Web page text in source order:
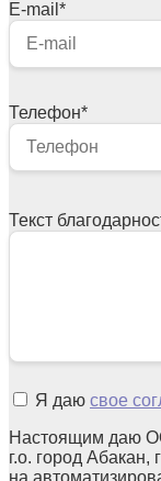
E-mail *
Телефон*
Текст
Я даю свое
Настоящим даю
г.о. город
на